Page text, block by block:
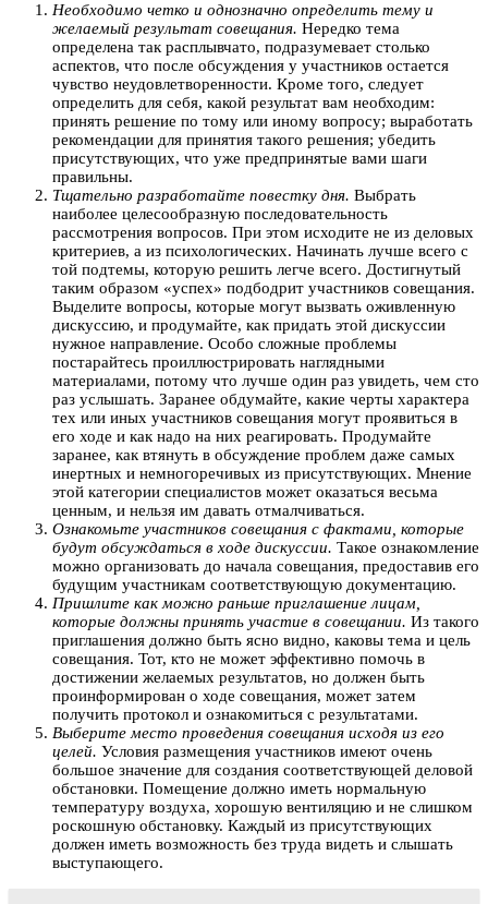
Необходимо четко и однозначно определить тему и
желаемый результат совещания. Нередко тема
определена так расплывчато, подразумевает столько
аспектов, что после обсуждения у участников остается
чувство неудовлетворенности. Кроме того, следует
определить для себя, какой результат вам необходим:
принять решение по тому или иному вопросу; выработать
рекомендации для принятия такого решения; убедить
присутствующих, что уже предпринятые вами шаги
правильны.
Тщательно разработайте повестку дня. Выбрать
наиболее целесообразную последовательность
рассмотрения вопросов. При этом исходите не из деловых
критериев, а из психологических. Начинать лучше всего с
той подтемы, которую решить легче всего. Достигнутый
таким образом «успех» подбодрит участников совещания.
Выделите вопросы, которые могут вызвать оживленную
дискуссию, и продумайте, как придать этой дискуссии
нужное направление. Особо сложные проблемы
постарайтесь проиллюстрировать наглядными
материалами, потому что лучше один раз увидеть, чем сто
раз услышать. Заранее обдумайте, какие черты характера
тех или иных участников совещания могут проявиться в
его ходе и как надо на них реагировать. Продумайте
заранее, как втянуть в обсуждение проблем даже самых
инертных и немногоречивых из присутствующих. Мнение
этой категории специалистов может оказаться весьма
ценным, и нельзя им давать отмалчиваться.
Ознакомьте участников совещания с фактами, которые
будут обсуждаться в ходе дискуссии. Такое ознакомление
можно организовать до начала совещания, предоставив его
будущим участникам соответствующую документацию.
Пришлите как можно раньше приглашение лицам,
которые должны принять участие в совещании. Из такого
приглашения должно быть ясно видно, каковы тема и цель
совещания. Тот, кто не может эффективно помочь в
достижении желаемых результатов, но должен быть
проинформирован о ходе совещания, может затем
получить протокол и ознакомиться с результатами.
Выберите место проведения совещания исходя из его
целей. Условия размещения участников имеют очень
большое значение для создания соответствующей деловой
обстановки. Помещение должно иметь нормальную
температуру воздуха, хорошую вентиляцию и не слишком
роскошную обстановку. Каждый из присутствующих
должен иметь возможность без труда видеть и слышать
выступающего.